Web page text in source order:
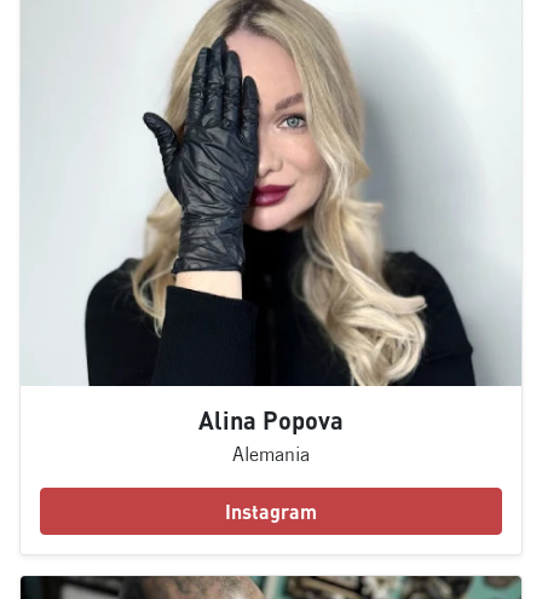
Alina Popova
Alemania
Instagram